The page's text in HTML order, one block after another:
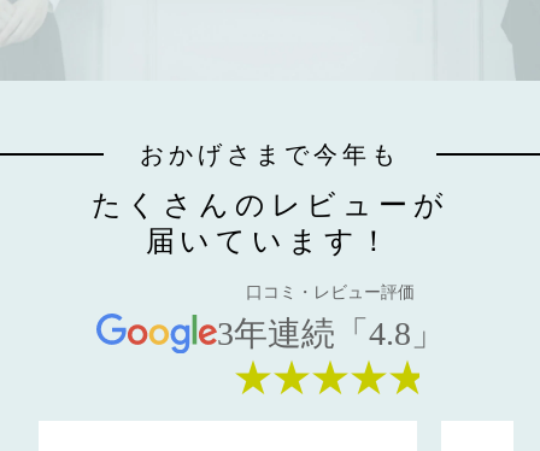
おかげさまで今年も
たくさんのレビューが
届いています！
口コミ・レビュー評価
3年連続「4.8」
★★★★★